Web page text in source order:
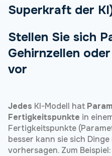
Superkraft der
Stellen Sie sich
Gehirnzellen
vor
Jedes KI-Modell hat
Fertigkeitspunkte in
Fertigkeitspunkte
besser kann sie sich
vorhersagen. Zum Beispiel: